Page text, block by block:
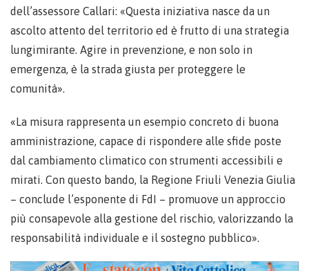
dell’assessore Callari: «Questa iniziativa nasce da un
ascolto attento del territorio ed è frutto di una strategia
lungimirante. Agire in prevenzione, e non solo in
emergenza, è la strada giusta per proteggere le
comunità».
«La misura rappresenta un esempio concreto di buona
amministrazione, capace di rispondere alle sfide poste
dal cambiamento climatico con strumenti accessibili e
mirati. Con questo bando, la Regione Friuli Venezia Giulia
– conclude l’esponente di FdI – promuove un approccio
più consapevole alla gestione del rischio, valorizzando la
responsabilità individuale e il sostegno pubblico».